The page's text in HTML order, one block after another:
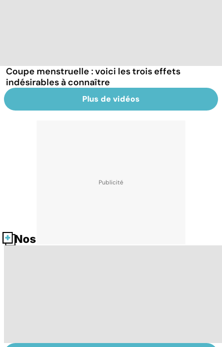
Coupe menstruelle : voici les trois effets
indésirables à connaître
Plus de vidéos
Nos fiches santé